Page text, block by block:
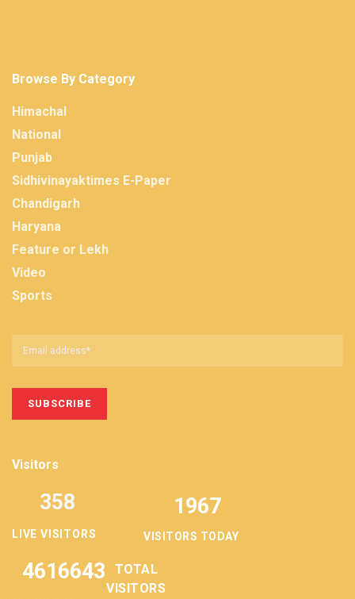
Browse By Category
Himachal
National
Punjab
Sidhivinayaktimes E-Paper
Chandigarh
Haryana
Feature or Lekh
Video
Sports
Visitors
LIVE VISITORS
358 1967
VISITORS TODAY
4616643
TOTAL
VISITORS